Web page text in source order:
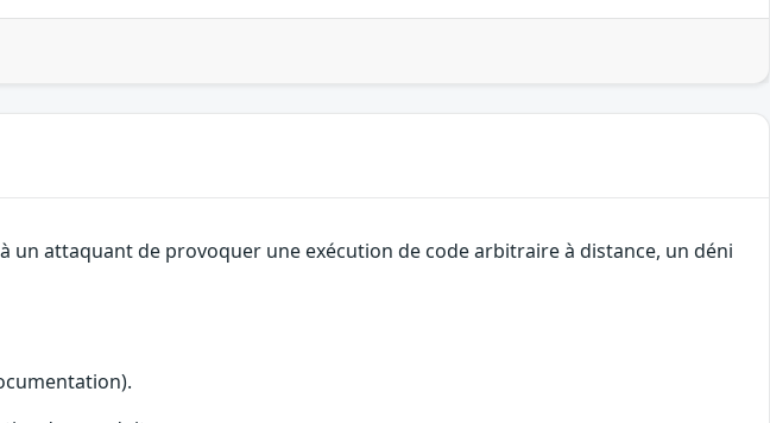
attaquant de provoquer une exécution de code arbitraire à distance, un déni